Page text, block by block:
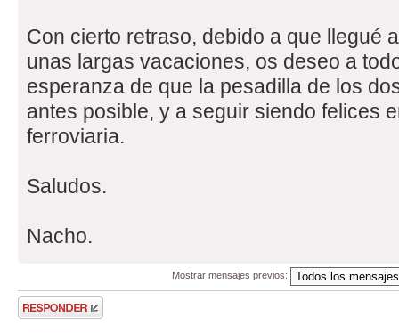
Con cierto retraso, debido a que llegué
unas largas vacaciones, os deseo a
esperanza de que la pesadilla de los
antes posible, y a seguir siendo felices
ferroviaria.
Saludos.
Nacho.
Mostrar mensajes previos:
Publicar una
respuesta